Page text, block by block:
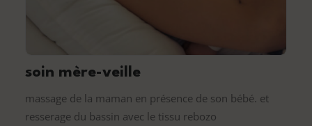
soin mère-veille
massage de la maman en présence de son bébé. et
resserage du bassin avec le tissu rebozo